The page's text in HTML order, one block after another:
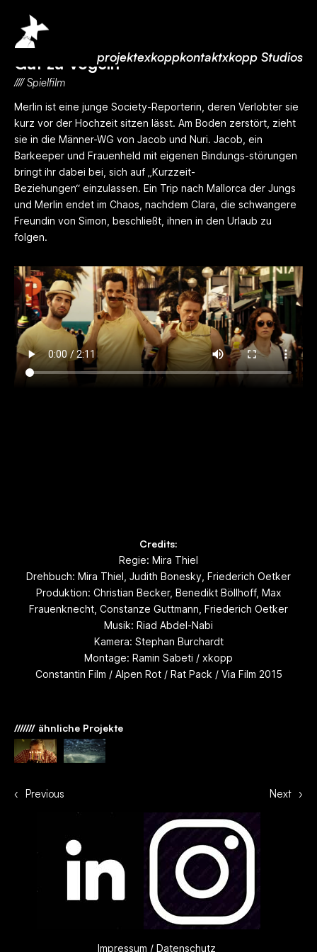
projektexkoppkontaktxkopp Studios
Gut zu Vögeln
//// Spielfilm
Merlin ist eine junge Society-Reporterin, deren Verlobter sie
kurz vor der Hochzeit sitzen lässt. Am Boden zerstört, zieht
sie in die Männer-WG von Jacob und Nuri. Jacob, ein
Barkeeper und Frauenheld mit eigenen Bindungs-störungen
bringt ihr dabei bei, sich auf „Kurzzeit-
Beziehungen“ einzulassen. Ein Trip nach Mallorca der Jungs
und Merlin endet im Chaos, nachdem Clara, die schwangere
Freundin von Simon, beschließt, ihnen in den Urlaub zu
folgen.
Credits:
Regie: Mira Thiel
Drehbuch: Mira Thiel, Judith Bonesky, Friederich Oetker
Produktion: Christian Becker, Benedikt Böllhoff, Max
Frauenknecht, Constanze Guttmann, Friederich Oetker
Musik: Riad Abdel-Nabi
Kamera: Stephan Burchardt
Montage: Ramin Sabeti / xkopp
Constantin Film / Alpen Rot / Rat Pack / Via Film 2015
/////// ähnliche Projekte
‹ Previous ›
Next
Impressum / Datenschutz